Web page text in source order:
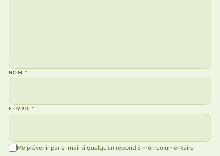
NOM*
E-MAIL*
Me prévenir par e-mail si quelqu'un répond à mon commentaire